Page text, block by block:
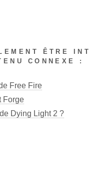
ÊTRE INT
CONNEXE :
Free Fire
Forge
Dying Light 2 ?